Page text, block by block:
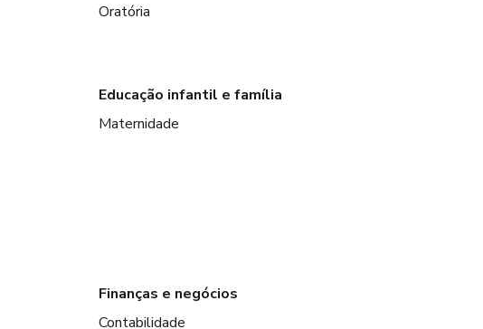
Oratória
Educação infantil e família
Maternidade
Finanças e negócios
Contabilidade